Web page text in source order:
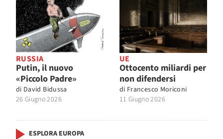
RUSSIA
Putin, il nuovo
«Piccolo Padre»
di David Bidussa
26 Giugno 2026
UE
Ottocento miliardi per
non difendersi
di Francesco Moriconi
11 Giugno 2026
ESPLORA EUROPA